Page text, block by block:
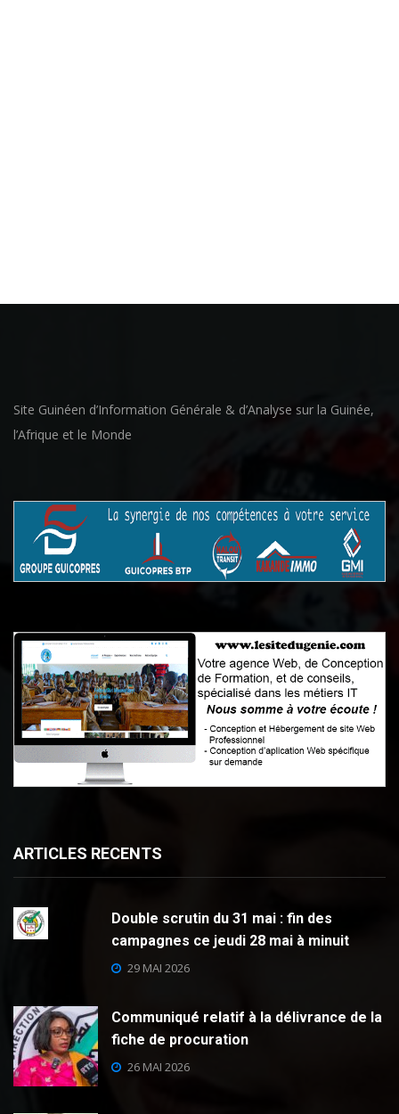
Site Guinéen d’Information Générale & d’Analyse sur la Guinée,
l’Afrique et le Monde
ARTICLES RECENTS
Double scrutin du 31 mai : fin des
campagnes ce jeudi 28 mai à minuit
29 MAI 2026
Communiqué relatif à la délivrance de la
fiche de procuration
26 MAI 2026